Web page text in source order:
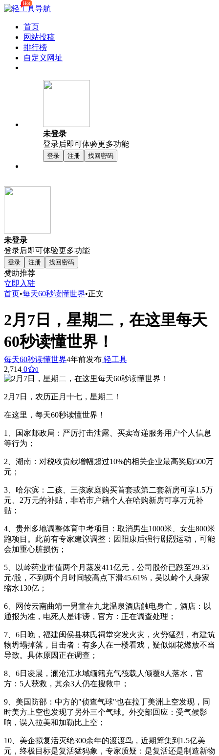
首页
网站投稿
排行榜
Hot
自定义网址
未登录
登录后即可体验更多功能
登录 注册 找回密码
未登录
登录后即可体验更多功能
登录 注册 找回密码
赞助推荐
立即入驻
首页•每天60秒读懂世界•正文
2月7日，星期二，在这里每天
60秒读懂世界！
每天60秒读懂世界4年前发布 轻工具
2,714 0 0
2月7日，农历正月十七，星期二！
在这里，每天60秒读懂世界！
1、国家邮政局：严厉打击泄露、买卖寄递服务用户个人信息
等行为；
2、湖南：对税收贡献增幅超过10%的相关企业最高奖励500万
元；
3、哈尔滨：二孩、三孩家庭购买首套或第二套新房可享1.5万
元、2万元的补贴，非哈市户籍个人在哈购新房可享万元补
贴；
4、贵州多地调整体育中考项目：取消男生1000米、女生800米
跑项目。此前有专家建议调整：因阳康后强行剧烈运动，可能
会加重心脏损伤；
5、以岭药业市值两个月蒸发411亿元，公司股价已跌至29.35
元/股，不到两个月时间较高点下滑45.61%，吴以岭个人身家
缩水130亿；
6、网传云南曲靖一男童在九龙温泉酒店触电身亡，酒店：以
通报为准，电死人是诽谤，官方：正在调查处理；
7、6日晚，福建闽侯县林氏祠堂突发火灾，火势猛烈，有建筑
物坍塌掉落，目击者：有多人在一楼看戏，疑似烟花燃放不当
导致。具体原因正在调查；
8、6日凌晨，澜沧江水域缅籍充气筏载人倾覆8人落水，官
方：5人获救，其余3人仍在搜救中；
9、美国防部：中方的"侦查气球"也在拉丁美洲上空发现，同
时美方上空也发现了另外三个气球。外交部回应：受气候影
响，误入拉美和加勒比上空；
10、美企拟复活灭绝300余年的渡渡鸟，近期筹集到1.5亿美
元，终极目标是复活猛犸象，专家质疑：是复活还是制造新物